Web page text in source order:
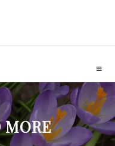
MORE